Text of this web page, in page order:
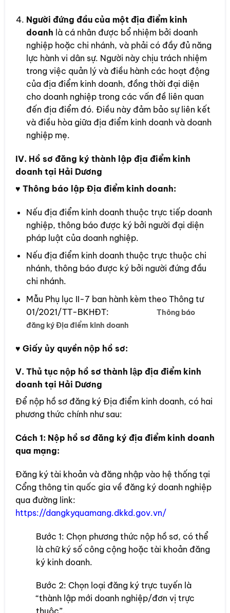
Người đứng đầu của một địa điểm kinh
doanh là cá nhân được bổ nhiệm bởi doanh
nghiệp hoặc chi nhánh, và phải có đầy đủ năng
lực hành vi dân sự. Người này chịu trách nhiệm
trong việc quản lý và điều hành các hoạt động
của địa điểm kinh doanh, đồng thời đại diện
cho doanh nghiệp trong các vấn đề liên quan
đến địa điểm đó. Điều này đảm bảo sự liên kết
và điều hòa giữa địa điểm kinh doanh và doanh
nghiệp mẹ.
IV. Hồ sơ đăng ký thành lập địa điểm kinh
doanh tại Hải Dương
♥ Thông báo lập Địa điểm kinh doanh:
Nếu địa điểm kinh doanh thuộc trực tiếp doanh
nghiệp, thông báo được ký bởi người đại diện
pháp luật của doanh nghiệp.
Nếu địa điểm kinh doanh thuộc trực thuộc chi
nhánh, thông báo được ký bởi người đứng đầu
chi nhánh.
Mẫu Phụ lục II-7 ban hành kèm theo Thông tư
01/2021/TT-BKHĐT:
Thông báo
đăng ký Địa điểm kinh doanh
♥ Giấy ủy quyền nộp hồ sơ:
V. Thủ tục nộp hồ sơ thành lập địa điểm kinh
doanh tại Hải Dương
Để nộp hồ sơ đăng ký Địa điểm kinh doanh, có hai
phương thức chính như sau:
Cách 1: Nộp hồ sơ đăng ký địa điểm kinh doanh
qua mạng:
Đăng ký tài khoản và đăng nhập vào hệ thống tại
Cổng thông tin quốc gia về đăng ký doanh nghiệp
qua đường link:
https://dangkyquamang.dkkd.gov.vn/
Bước 1: Chọn phương thức nộp hồ sơ, có thể
là chữ ký số công cộng hoặc tài khoản đăng
ký kinh doanh.
Bước 2: Chọn loại đăng ký trực tuyến là
“thành lập mới doanh nghiệp/đơn vị trực